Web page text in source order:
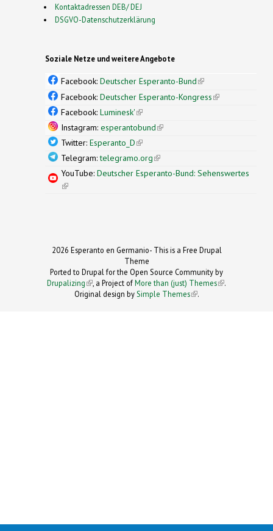
Kontaktadressen DEB/ DEJ
DSGVO-Datenschutzerklärung
Soziale Netze und weitere Angebote
Facebook: Deutscher Esperanto-Bund(link is
external)
Facebook: Deutscher Esperanto-Kongress(link is
Facebook: Luminesk'(link is external)
Instagram: esperantobund(link is external)
Twitter: Esperanto_D(link is external)
Telegram:telegramo.org(link is external)
YouTube: Deutscher Esperanto-Bund: Sehenswertes
(link is external)
2026 Esperanto en Germanio- This is a Free Drupal
Theme
Ported to Drupal for the Open Source Community by
Drupalizing(link is external)
, a Project ofMore than (just) Themes (link is
.
Original design bySimple Themes
(link is
.